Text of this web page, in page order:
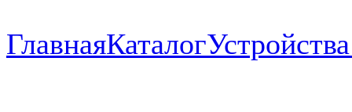
ГлавнаяКаталог